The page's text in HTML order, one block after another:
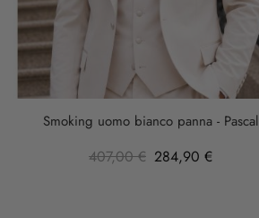
Smoking uomo bianco panna - Pascal
407,00 € 284,90 €